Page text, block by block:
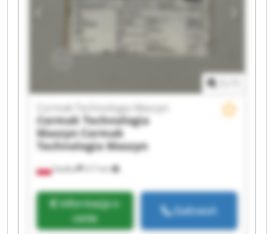
Technologia Maszyn Cormak Technologia
Siedlce 217 km
Cormak Technologia Maszyn
Cormak Technologia
MaszynCormak
Technologia Maszyn
Informacja o
cenie
Zadzwoń